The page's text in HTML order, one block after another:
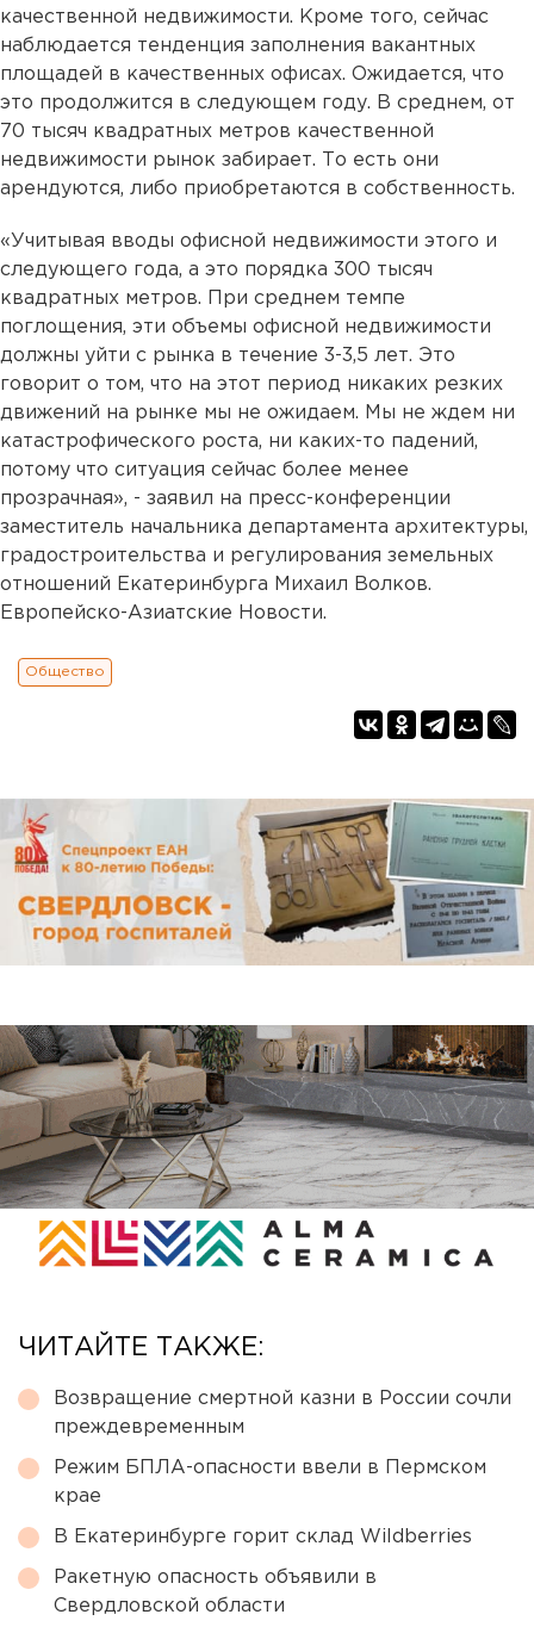
качественной недвижимости. Кроме того, сейчас
наблюдается тенденция заполнения вакантных
площадей в качественных офисах. Ожидается, что
это продолжится в следующем году. В среднем, от
70 тысяч квадратных метров качественной
недвижимости рынок забирает. То есть они
арендуются, либо приобретаются в собственность.
«Учитывая вводы офисной недвижимости этого и
следующего года, а это порядка 300 тысяч
квадратных метров. При среднем темпе
поглощения, эти объемы офисной недвижимости
должны уйти с рынка в течение 3-3,5 лет. Это
говорит о том, что на этот период никаких резких
движений на рынке мы не ожидаем. Мы не ждем ни
катастрофического роста, ни каких-то падений,
потому что ситуация сейчас более менее
прозрачная», - заявил на пресс-конференции
заместитель начальника департамента архитектуры,
градостроительства и регулирования земельных
отношений Екатеринбурга Михаил Волков.
Европейско-Азиатские Новости.
Общество
ЧИТАЙТЕ ТАКЖЕ:
Возвращение смертной казни в России сочли
преждевременным
Режим БПЛА-опасности ввели в Пермском
крае
В Екатеринбурге горит склад Wildberries
Ракетную опасность объявили в
Свердловской области